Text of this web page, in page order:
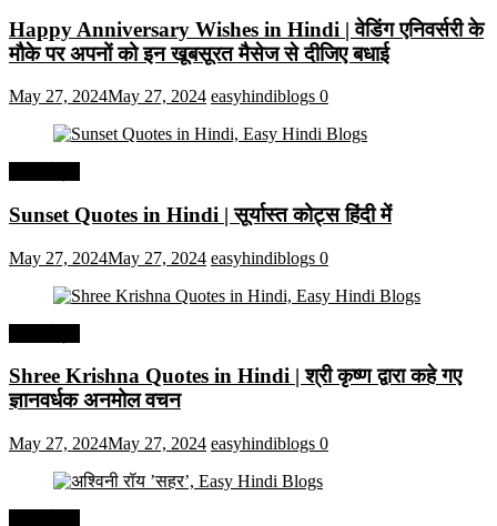
Happy Anniversary Wishes in Hindi | वेडिंग एनिवर्सरी के
मौके पर अपनों को इन खूबसूरत मैसेज से दीजिए बधाई
May 27, 2024May 27, 2024 easyhindiblogs 0
Sunset Quotes in Hindi | सूर्यास्त कोट्स हिंदी में
May 27, 2024May 27, 2024 easyhindiblogs 0
Shree Krishna Quotes in Hindi | श्री कृष्ण द्वारा कहे गए
ज्ञानवर्धक अनमोल वचन
May 27, 2024May 27, 2024 easyhindiblogs 0